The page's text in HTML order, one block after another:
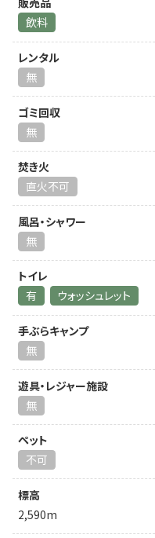
飲料
レンタル
無
ゴミ回収
無
焚き火
直火不可
風呂・シャワー
無
トイレ
有
ウォッシュレット
手ぶらキャンプ
無
遊具・レジャー施設
無
ペット
不可
標高
2,590m